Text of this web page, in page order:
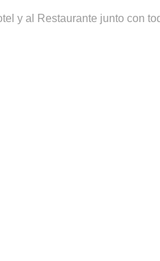
y al Restaurante junto con